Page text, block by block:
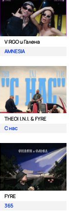
V:RGO и Галена
AMNESIA
THEO| I.N.I. & FYRE
С нас
FYRE
365